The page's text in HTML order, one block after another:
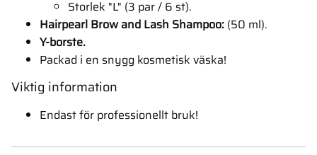
Storlek "L" (3 par / 6 st).
Hairpearl Brow and Lash Shampoo: (50 ml).
Y-borste.
Packad i en snygg kosmetisk väska!
Viktig information
Endast för professionellt bruk!